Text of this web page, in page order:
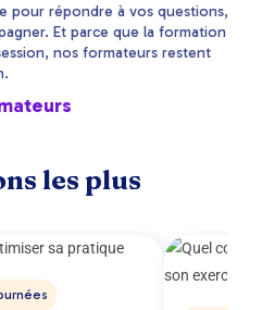
pour répondre à vos questions,
Et parce que la formation
nos formateurs restent
les plus